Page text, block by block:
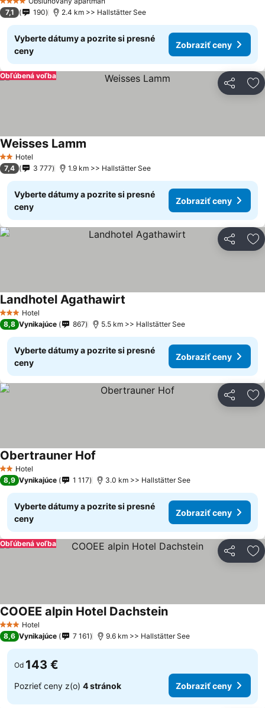
4 Počet hviezdičiek
7,1
190 2.4 km >> Hallstätter See
Vyberte dátumy a pozrite si presné
ceny
Zobraziť ceny
Zdieľať
Obľúbená voľba
2 Počet hviezdičiek
Hotel
Weisses Lamm
7,4 3 777 1.9 km >> Hallstätter See
Vyberte dátumy a pozrite si presné
ceny
Zobraziť ceny
Zdieľať
3 Počet hviezdičiek
Hotel
Landhotel Agathawirt
8,8 Vynikajúce 867 5.5 km >> Hallstätter See
Vyberte dátumy a pozrite si presné
ceny
Zobraziť ceny
Zdieľať
2 Počet hviezdičiek
Hotel
Obertrauner Hof
8,9 Vynikajúce 1 117 3.0 km >> Hallstätter See
Vyberte dátumy a pozrite si presné
ceny
Zobraziť ceny
Zdieľať
Obľúbená voľba
3 Počet hviezdičiek
Hotel
COOEE alpin Hotel Dachstein
8,6 Vynikajúce 7 161 9.6 km >> Hallstätter See
Od 143 €
Pozrieť ceny z(o) 4 stránok Zobraziť ceny